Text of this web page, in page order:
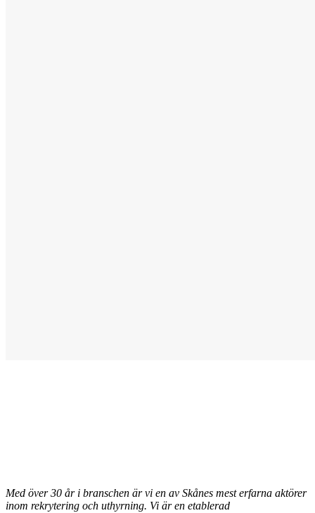
Med över 30 år i branschen är vi en av Skånes mest erfarna aktörer
inom rekrytering och uthyrning. Vi är en etablerad